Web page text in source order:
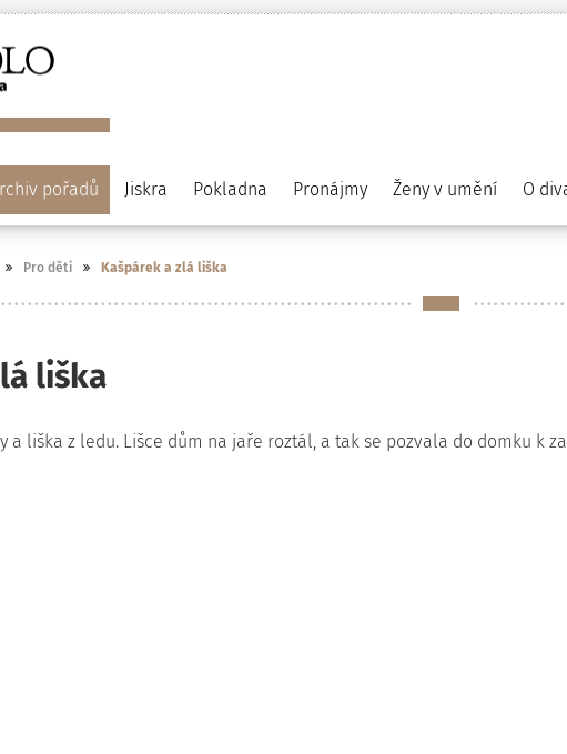
pořadů Jiskra Pokladna Pronájmy Ženy v umění O
Pro děti Kašpárek a zlá liška
liška
a liška z ledu. Lišce dům na jaře roztál, a tak se pozvala do domku k